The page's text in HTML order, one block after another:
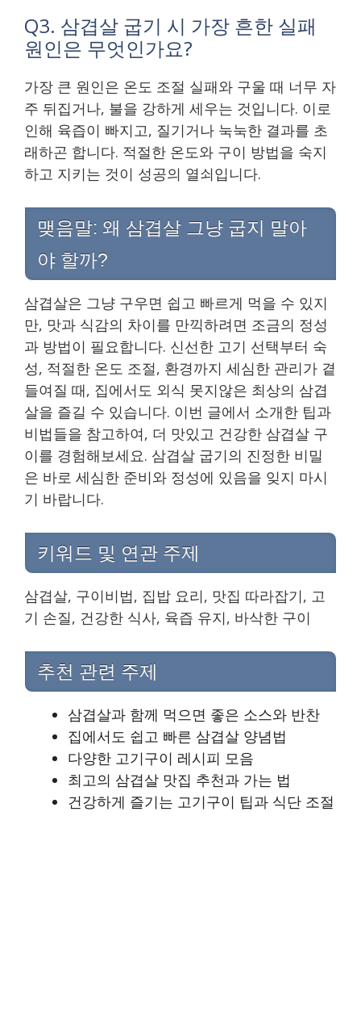
Q3. 삼겹살 굽기 시 가장 흔한 실패
원인은 무엇인가요?
가장 큰 원인은 온도 조절 실패와 구울 때 너무 자
주 뒤집거나, 불을 강하게 세우는 것입니다. 이로
인해 육즙이 빠지고, 질기거나 눅눅한 결과를 초
래하곤 합니다. 적절한 온도와 구이 방법을 숙지
하고 지키는 것이 성공의 열쇠입니다.
맺음말: 왜 삼겹살 그냥 굽지 말아
야 할까?
삼겹살은 그냥 구우면 쉽고 빠르게 먹을 수 있지
만, 맛과 식감의 차이를 만끽하려면 조금의 정성
과 방법이 필요합니다. 신선한 고기 선택부터 숙
성, 적절한 온도 조절, 환경까지 세심한 관리가 곁
들여질 때, 집에서도 외식 못지않은 최상의 삼겹
살을 즐길 수 있습니다. 이번 글에서 소개한 팁과
비법들을 참고하여, 더 맛있고 건강한 삼겹살 구
이를 경험해보세요. 삼겹살 굽기의 진정한 비밀
은 바로 세심한 준비와 정성에 있음을 잊지 마시
기 바랍니다.
키워드 및 연관 주제
삼겹살, 구이비법, 집밥 요리, 맛집 따라잡기, 고
기 손질, 건강한 식사, 육즙 유지, 바삭한 구이
추천 관련 주제
삼겹살과 함께 먹으면 좋은 소스와 반찬
집에서도 쉽고 빠른 삼겹살 양념법
다양한 고기구이 레시피 모음
최고의 삼겹살 맛집 추천과 가는 법
건강하게 즐기는 고기구이 팁과 식단 조절